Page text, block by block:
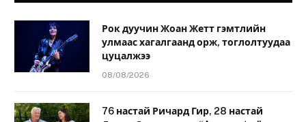
Рок дуучин Жоан Жетт гэмтлийн
улмаас хагалгаанд орж, тоглолтуудаа
цуцалжээ
08/08/2026
76 настай Ричард Гир, 28 настай